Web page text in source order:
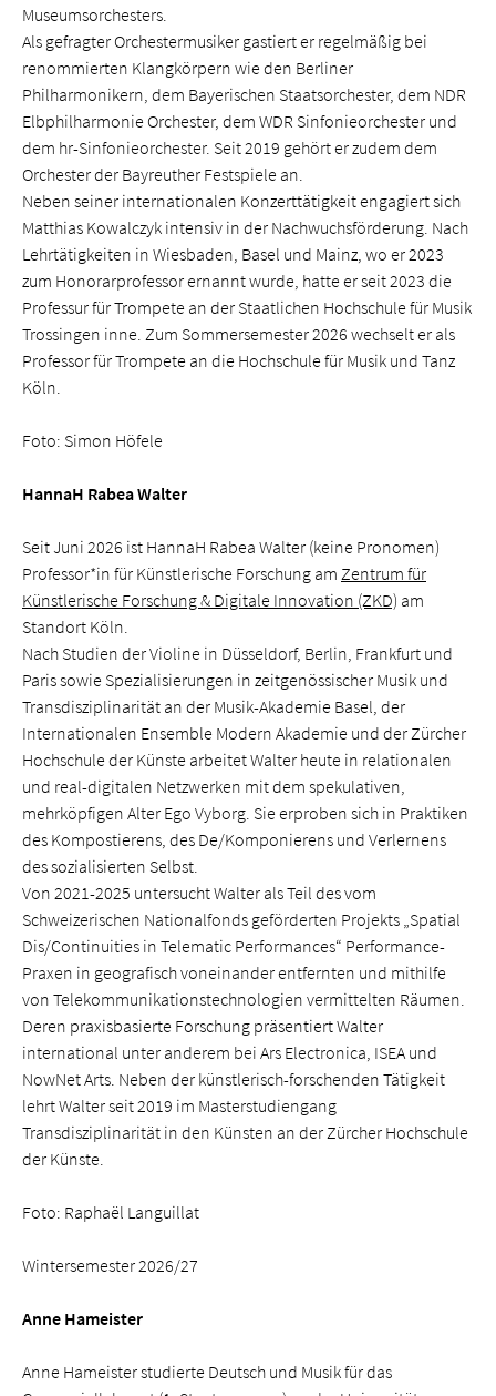
Museumsorchesters.
Als gefragter Orchestermusiker gastiert er regelmäßig bei
renommierten Klangkörpern wie den Berliner
Philharmonikern, dem Bayerischen Staatsorchester, dem NDR
Elbphilharmonie Orchester, dem WDR Sinfonieorchester und
dem hr-Sinfonieorchester. Seit 2019 gehört er zudem dem
Orchester der Bayreuther Festspiele an.
Neben seiner internationalen Konzerttätigkeit engagiert sich
Matthias Kowalczyk intensiv in der Nachwuchsförderung. Nach
Lehrtätigkeiten in Wiesbaden, Basel und Mainz, wo er 2023
zum Honorarprofessor ernannt wurde, hatte er seit 2023 die
Professur für Trompete an der Staatlichen Hochschule für Musik
Trossingen inne. Zum Sommersemester 2026 wechselt er als
Professor für Trompete an die Hochschule für Musik und Tanz
Köln.
Foto: Simon Höfele
HannaH Rabea Walter
Seit Juni 2026 ist HannaH Rabea Walter (keine Pronomen)
Professor*in für Künstlerische Forschung am Zentrum für
Künstlerische Forschung & Digitale Innovation (ZKD) am
Standort Köln.
Nach Studien der Violine in Düsseldorf, Berlin, Frankfurt und
Paris sowie Spezialisierungen in zeitgenössischer Musik und
Transdisziplinarität an der Musik-Akademie Basel, der
Internationalen Ensemble Modern Akademie und der Zürcher
Hochschule der Künste arbeitet Walter heute in relationalen
und real-digitalen Netzwerken mit dem spekulativen,
mehrköpfigen Alter Ego Vyborg. Sie erproben sich in Praktiken
des Kompostierens, des De/Komponierens und Verlernens
des sozialisierten Selbst.
Von 2021-2025 untersucht Walter als Teil des vom
Schweizerischen Nationalfonds geförderten Projekts „Spatial
Dis/Continuities in Telematic Performances“ Performance-
Praxen in geografisch voneinander entfernten und mithilfe
von Telekommunikationstechnologien vermittelten Räumen.
Deren praxisbasierte Forschung präsentiert Walter
international unter anderem bei Ars Electronica, ISEA und
NowNet Arts. Neben der künstlerisch-forschenden Tätigkeit
lehrt Walter seit 2019 im Masterstudiengang
Transdisziplinarität in den Künsten an der Zürcher Hochschule
der Künste.
Foto: Raphaël Languillat
Wintersemester 2026/27
Anne Hameister
Anne Hameister studierte Deutsch und Musik für das